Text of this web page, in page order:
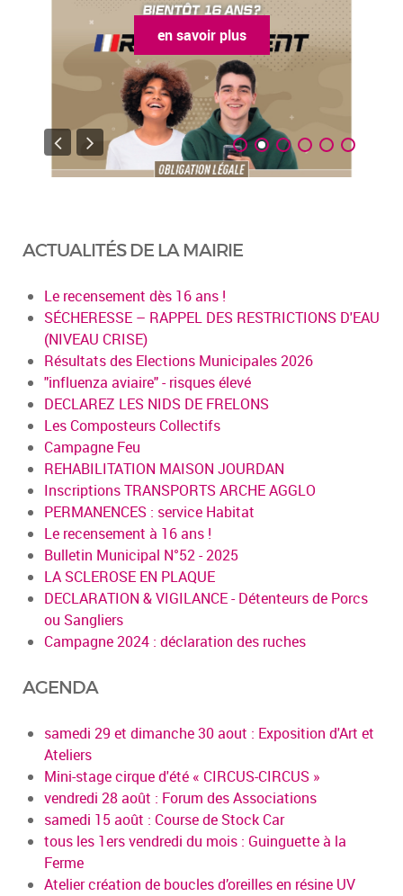
en savoir plus
ACTUALITÉS DE LA MAIRIE
Le recensement dès 16 ans !
SÉCHERESSE – RAPPEL DES RESTRICTIONS D'EAU
(NIVEAU CRISE)
Résultats des Elections Municipales 2026
"influenza aviaire" - risques élevé
DECLAREZ LES NIDS DE FRELONS
Les Composteurs Collectifs
Campagne Feu
REHABILITATION MAISON JOURDAN
Inscriptions TRANSPORTS ARCHE AGGLO
PERMANENCES : service Habitat
Le recensement à 16 ans !
Bulletin Municipal N°52 - 2025
LA SCLEROSE EN PLAQUE
DECLARATION & VIGILANCE - Détenteurs de Porcs
ou Sangliers
Campagne 2024 : déclaration des ruches
AGENDA
samedi 29 et dimanche 30 aout : Exposition d'Art et
Ateliers
Mini-stage cirque d'été « CIRCUS-CIRCUS »
vendredi 28 août : Forum des Associations
samedi 15 août : Course de Stock Car
tous les 1ers vendredi du mois : Guinguette à la
Ferme
Atelier création de boucles d’oreilles en résine UV